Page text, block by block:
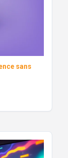
sans